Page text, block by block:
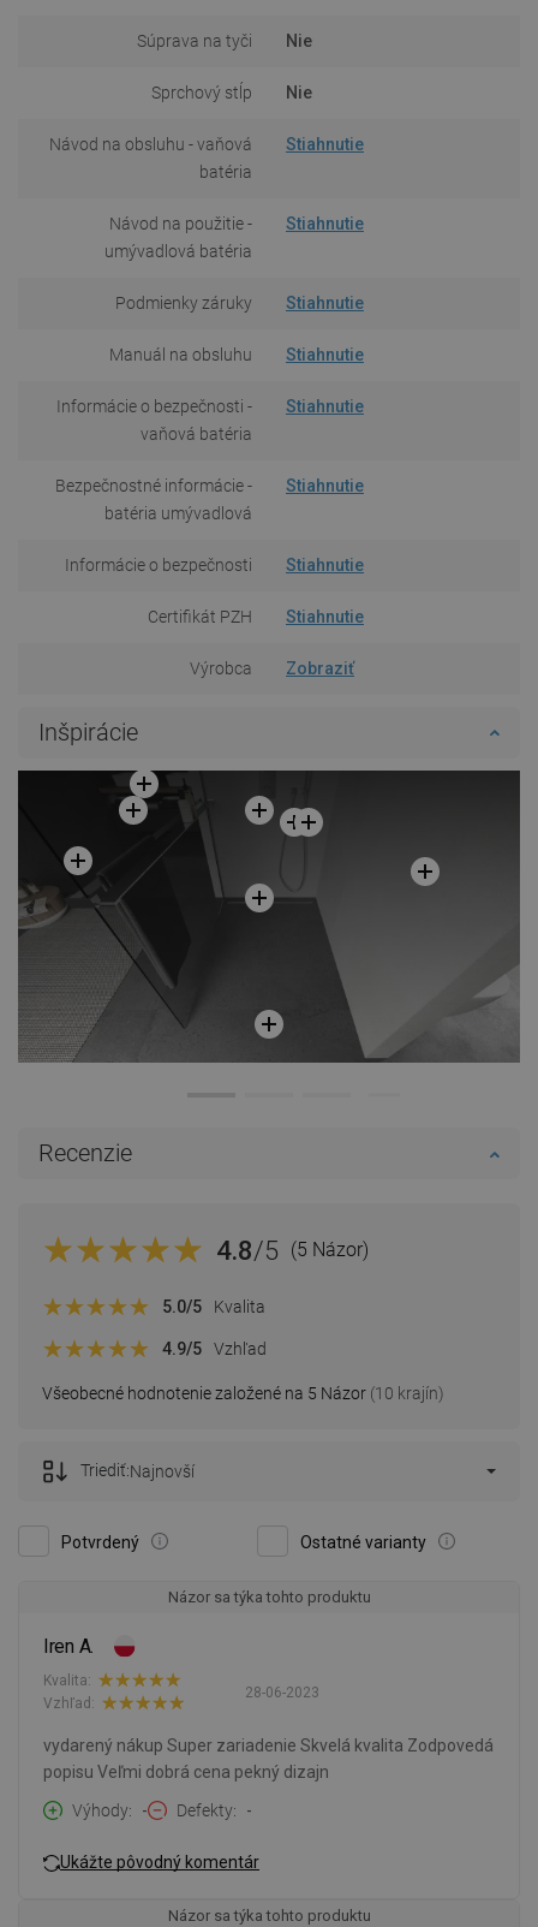
Súprava na tyči Nie
Sprchový stĺp Nie
Návod na obsluhu - vaňová
batéria
Stiahnutie
Návod na použitie -
umývadlová batéria
Stiahnutie
Podmienky záruky Stiahnutie
Manuál na obsluhu Stiahnutie
Informácie o bezpečnosti -
vaňová batéria
Stiahnutie
Bezpečnostné informácie -
batéria umývadlová
Stiahnutie
Informácie o bezpečnosti Stiahnutie
Certifikát PZH Stiahnutie
Výrobca Zobraziť
Inšpirácie
Recenzie
4.8/5 (5 Názor)
Všeobecné hodnotenie založené na 5 Názor (10 krajín)
5.0/5 Kvalita
4.9/5 Vzhľad
Potvrdený Ostatné varianty
Triediť:Najnovší
Názor sa týka tohto produktu
Iren A.
28-06-2023
Kvalita:
Vzhľad:
vydarený nákup Super zariadenie Skvelá kvalita Zodpovedá
popisu Veľmi dobrá cena pekný dizajn
Výhody
- Defekty -
Ukážte pôvodný komentár
Názor sa týka tohto produktu